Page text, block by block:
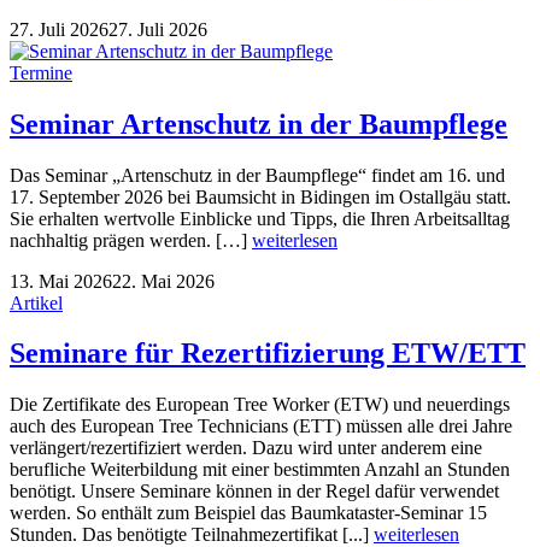
27. Juli 202627. Juli 2026
Termine
Seminar Artenschutz in der Baumpflege
Das Seminar „Artenschutz in der Baumpflege“ findet am 16. und
17. September 2026 bei Baumsicht in Bidingen im Ostallgäu statt.
Sie erhalten wertvolle Einblicke und Tipps, die Ihren Arbeitsalltag
nachhaltig prägen werden. […] weiterlesen
13. Mai 202622. Mai 2026
Artikel
Seminare für Rezertifizierung ETW/ETT
Die Zertifikate des European Tree Worker (ETW) und neuerdings
auch des European Tree Technicians (ETT) müssen alle drei Jahre
verlängert/rezertifiziert werden. Dazu wird unter anderem eine
berufliche Weiterbildung mit einer bestimmten Anzahl an Stunden
benötigt. Unsere Seminare können in der Regel dafür verwendet
werden. So enthält zum Beispiel das Baumkataster-Seminar 15
Stunden. Das benötigte Teilnahmezertifikat [...] weiterlesen